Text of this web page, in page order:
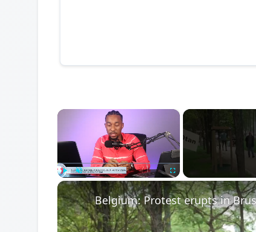
×
Play Unmute Fullscreen
Belgium: Protest erupts in